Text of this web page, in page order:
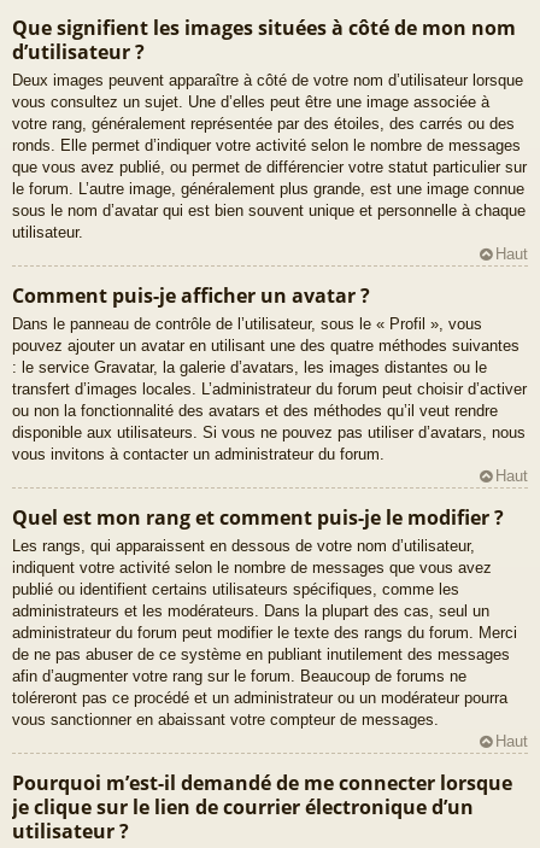
Que signifient les images situées à côté de mon nom
d’utilisateur ?
Deux images peuvent apparaître à côté de votre nom d’utilisateur lorsque
vous consultez un sujet. Une d’elles peut être une image associée à
votre rang, généralement représentée par des étoiles, des carrés ou des
ronds. Elle permet d’indiquer votre activité selon le nombre de messages
que vous avez publié, ou permet de différencier votre statut particulier sur
le forum. L’autre image, généralement plus grande, est une image connue
sous le nom d’avatar qui est bien souvent unique et personnelle à chaque
utilisateur.
Haut
Comment puis-je afficher un avatar ?
Dans le panneau de contrôle de l’utilisateur, sous le « Profil », vous
pouvez ajouter un avatar en utilisant une des quatre méthodes suivantes
: le service Gravatar, la galerie d’avatars, les images distantes ou le
transfert d’images locales. L’administrateur du forum peut choisir d’activer
ou non la fonctionnalité des avatars et des méthodes qu’il veut rendre
disponible aux utilisateurs. Si vous ne pouvez pas utiliser d’avatars, nous
vous invitons à contacter un administrateur du forum.
Haut
Quel est mon rang et comment puis-je le modifier ?
Les rangs, qui apparaissent en dessous de votre nom d’utilisateur,
indiquent votre activité selon le nombre de messages que vous avez
publié ou identifient certains utilisateurs spécifiques, comme les
administrateurs et les modérateurs. Dans la plupart des cas, seul un
administrateur du forum peut modifier le texte des rangs du forum. Merci
de ne pas abuser de ce système en publiant inutilement des messages
afin d’augmenter votre rang sur le forum. Beaucoup de forums ne
toléreront pas ce procédé et un administrateur ou un modérateur pourra
vous sanctionner en abaissant votre compteur de messages.
Haut
Pourquoi m’est-il demandé de me connecter lorsque
je clique sur le lien de courrier électronique d’un
utilisateur ?